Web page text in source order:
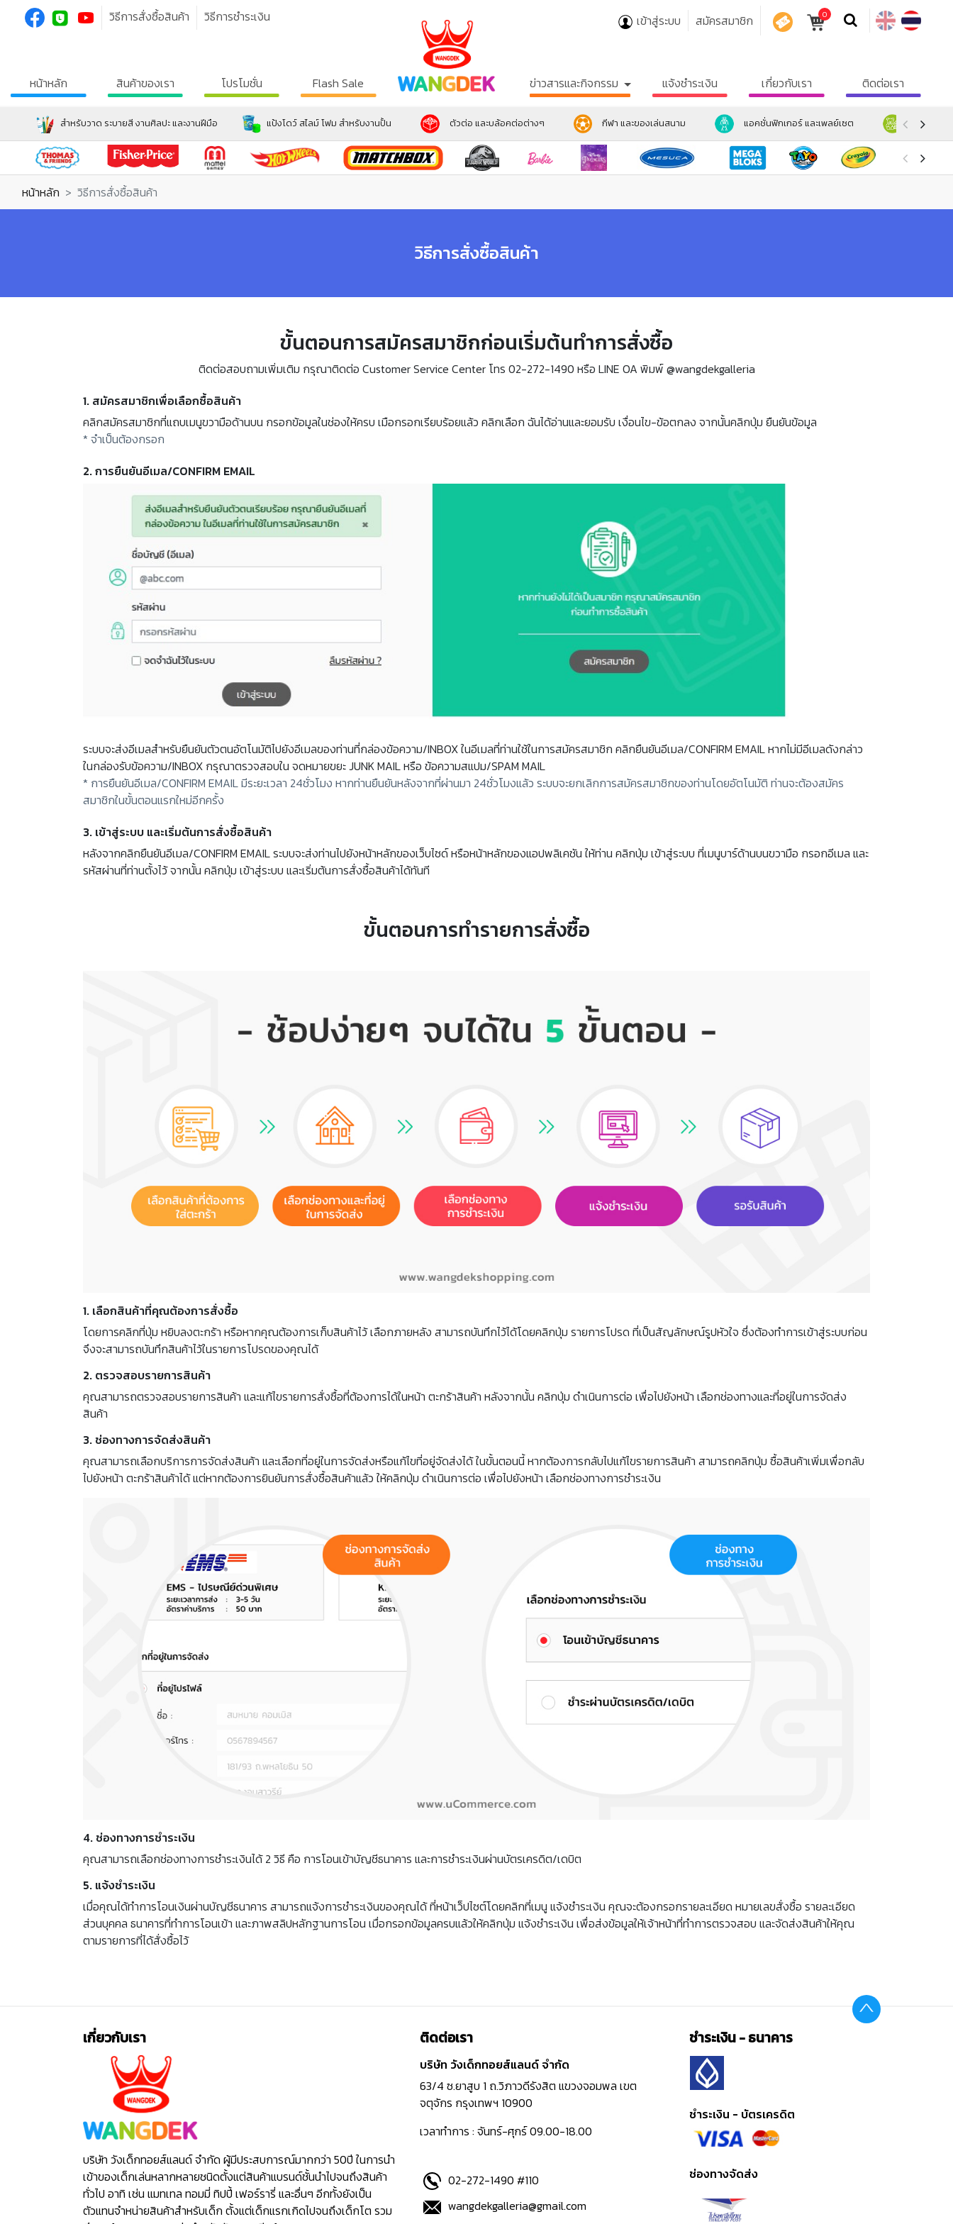
วิธีการสั่งซื้อสินค้า วิธีการชำระเงิน เข้าสู่ระบบ สมัครสมาชิก 0
หน้าหลัก สินค้าของเรา โปรโมชั่น Flash Sale ข่าวสารและกิจกรรม แจ้งชำระเงิน เกี่ยวกับเรา ติดต่อเรา
สำหรับวาด ระบายสี งานศิลปะ และงานฝีมือ แป้งโดว์ สไลม์ โฟม สำหรับงานปั้น ตัวต่อ และบล้อคต่อต่างๆ กีฬา และของเล่นสนาม แอคชั่นฟิกเกอร์ และเพลย์เซต ตุ๊กตา แล
หน้าหลัก วิธีการสั่งซื้อสินค้า
วิธีการสั่งซื้อสินค้า
ขั้นตอนการสมัครสมาชิกก่อนเริ่มต้นทำการสั่งซื้อ
ติดต่อสอบถามเพิ่มเติม กรุณาติดต่อ Customer Service Center โทร 02-272-1490 หรือ LINE OA พิมพ์ @wangdekgalleria
1. สมัครสมาชิกเพื่อเลือกซื้อสินค้า
คลิกสมัครสมาชิกที่แถบเมนูขวามือด้านบน กรอกข้อมูลในช่องให้ครบ เมือกรอกเรียบร้อยแล้ว คลิกเลือก ฉันได้อ่านและยอมรับ เงื่อนไข-ข้อตกลง จากนั้นคลิกปุ่ม ยืนยันข้อมูล
* จำเป็นต้องกรอก
2. การยืนยันอีเมล/CONFIRM EMAIL
ระบบจะส่งอีเมลสำหรับยืนยันตัวตนอัตโนมัติไปยังอีเมลของท่านที่กล่องข้อความ/INBOX ในอีเมลที่ท่านใช้ในการสมัครสมาชิก คลิกยืนยันอีเมล/CONFIRM EMAIL หากไม่มีอีเมลดังกล่าว
ในกล่องรับข้อความ/INBOX กรุณาตรวจสอบใน จดหมายขยะ JUNK MAIL หรือ ข้อความสแปม/SPAM MAIL
* การยืนยันอีเมล/CONFIRM EMAIL มีระยะเวลา 24ชั่วโมง หากท่านยืนยันหลังจากที่ผ่านมา 24ชั่วโมงแล้ว ระบบจะยกเลิกการสมัครสมาชิกของท่านโดยอัตโนมัติ ท่านจะต้องสมัคร
สมาชิกในขั้นตอนแรกใหม่อีกครั้ง
3. เข้าสู่ระบบ และเริ่มต้นการสั่งซื้อสินค้า
หลังจากคลิกยืนยันอีเมล/CONFIRM EMAIL ระบบจะส่งท่านไปยังหน้าหลักของเว็บไซด์ หรือหน้าหลักของแอปพลิเคชัน ให้ท่าน คลิกปุ่ม เข้าสู่ระบบ ที่เมนูบาร์ด้านบนขวามือ กรอกอีเมล และ
รหัสผ่านที่ท่านตั้งไว้ จากนั้น คลิกปุ่ม เข้าสู่ระบบ และเริ่มต้นการสั่งซื้อสินค้าได้ทันที
ขั้นตอนการทำรายการสั่งซื้อ
1. เลือกสินค้าที่คุณต้องการสั่งซื้อ
โดยการคลิกที่ปุ่ม หยิบลงตะกร้า หรือหากคุณต้องการเก็บสินค้าไว้ เลือกภายหลัง สามารถบันทึกไว้ได้โดยคลิกปุ่ม รายการโปรด ที่เป็นสัญลักษณ์รูปหัวใจ ซึ่งต้องทำการเข้าสู่ระบบก่อน
จึงจะสามารถบันทึกสินค้าไว้ในรายการโปรดของคุณได้
2. ตรวจสอบรายการสินค้า
คุณสามารถตรวจสอบรายการสินค้า และแก้ไขรายการสั่งซื้อที่ต้องการได้ในหน้า ตะกร้าสินค้า หลังจากนั้น คลิกปุ่ม ดำเนินการต่อ เพื่อไปยังหน้า เลือกช่องทางและที่อยู่ในการจัดส่ง
สินค้า
3. ช่องทางการจัดส่งสินค้า
คุณสามารถเลือกบริการการจัดส่งสินค้า และเลือกที่อยู่ในการจัดส่งหรือแก้ไขที่อยู่จัดส่งได้ ในขั้นตอนนี้ หากต้องการกลับไปแก้ไขรายการสินค้า สามารถคลิกปุ่ม ซื้อสินค้าเพิ่มเพื่อกลับ
ไปยังหน้า ตะกร้าสินค้าได้ แต่หากต้องการยินยันการสั่งซื้อสินค้าแล้ว ให้คลิกปุ่ม ดำเนินการต่อ เพื่อไปยังหน้า เลือกช่องทางการชำระเงิน
4. ช่องทางการชำระเงิน
คุณสามารถเลือกช่องทางการชำระเงินได้ 2 วิธี คือ การโอนเข้าบัญชีธนาคาร และการชำระเงินผ่านบัตรเครดิต/เดบิต
5. แจ้งชำระเงิน
เมื่อคุณได้ทำการโอนเงินผ่านบัญชีธนาคาร สามารถแจ้งการชำระเงินของคุณได้ ที่หน้าเว็ปไซต์โดยคลิกที่เมนู แจ้งชำระเงิน คุณจะต้องกรอกรายละเอียด หมายเลขสั่งซื้อ รายละเอียด
ส่วนบุคคล ธนาคารที่ทำการโอนเข้า และภาพสลิปหลักฐานการโอน เมื่อกรอกข้อมูลครบแล้วให้คลิกปุ่ม แจ้งชำระเงิน เพื่อส่งข้อมูลให้เจ้าหน้าที่ทำการตรวจสอบ และจัดส่งสินค้าให้คุณ
ตามรายการที่ได้สั่งซื้อไว้
เกี่ยวกับเรา
บริษัท วังเด็กทอยส์แลนด์ จำกัด ผู้มีประสบการณ์มากกว่า 50ปี ในการนำ
เข้าของเด็กเล่นหลากหลายชนิดตั้งแต่สินค้าแบรนด์ชั้นนำไปจนถึงสินค้า
ทั่วไป อาทิ เช่น แมทเทล ทอมมี่ ทิปปี้ เฟอร์รารี่ และอื่นๆ อีกทั้งยังเป็น
ตัวแทนจำหน่ายสินค้าสำหรับเด็ก ตั้งแต่เด็กแรกเกิดไปจนถึงเด็กโต รวม
ติดต่อเรา
บริษัท วังเด็กทอยส์แลนด์ จำกัด
63/4 ซ.ยาสูบ 1 ถ.วิภาวดีรังสิต แขวงจอมพล เขต
จตุจักร กรุงเทพฯ 10900
เวลาทำการ : จันทร์-ศุกร์ 09.00-18.00
02-272-1490 #110
wangdekgalleria@gmail.com
ชำระเงิน - ธนาคาร
ชำระเงิน - บัตรเครดิต
ช่องทางจัดส่ง